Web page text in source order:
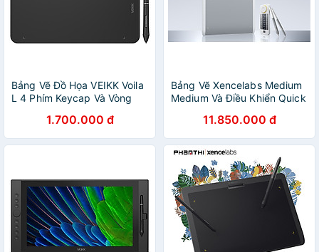
Bảng Vẽ Đồ Họa VEIKK Voila
L 4 Phím Keycap Và Vòng
1.700.000 đ
Bảng Vẽ Xencelabs Medium
Medium Và Điều Khiển Quick
Ứng Nghiêng Kèm 2 Bút
Stylus Và Túi Đựng Cao Cấp
- Hàng Chính Hãng
11.850.000 đ